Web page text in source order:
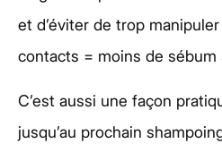
et d’éviter de trop
contacts = moins de sébum
C’est aussi une façon
jusqu’au prochain